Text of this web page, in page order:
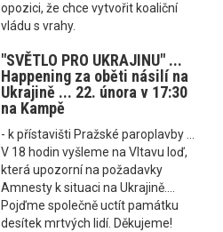
opozici, že chce vytvořit koaliční
vládu s vrahy.
"SVĚTLO PRO UKRAJINU" ...
Happening za oběti násilí na
Ukrajině ... 22. února v 17:30
na Kampě
- k přístavišti Pražské paroplavby ...
V 18 hodin vyšleme na Vltavu loď,
která upozorní na požadavky
Amnesty k situaci na Ukrajině....
Pojďme společně uctít památku
desítek mrtvých lidí. Děkujeme!